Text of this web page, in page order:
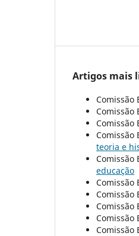
Artigos mais
Comissão
Comissão
Comissão
Comissão
teoria e
Comissão
educação
Comissão
Comissão
Comissão
Comissão
Comissão